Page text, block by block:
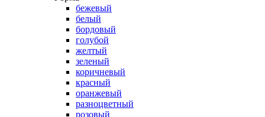
бежевый
белый
бордовый
голубой
желтый
зеленый
коричневый
красный
оранжевый
разноцветный
розовый